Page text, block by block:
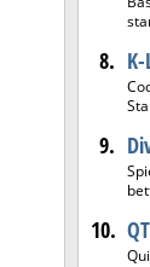
8.
9.
10.